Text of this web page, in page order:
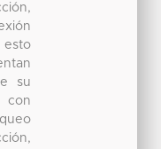
esto
su
con